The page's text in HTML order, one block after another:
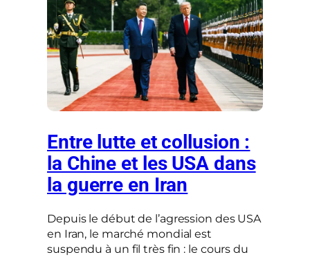
Entre lutte et collusion :
la Chine et les USA dans
la guerre en Iran
Depuis le début de l’agression des USA
en Iran, le marché mondial est
suspendu à un fil très fin : le cours du